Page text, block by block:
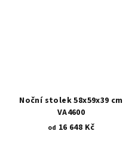
Noční stolek 58x59x39 cm
VA4600
od 16 648 Kč